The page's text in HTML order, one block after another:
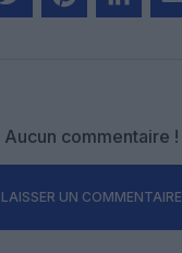
Aucun commentaire !
LAISSER UN COMMENTAIRE